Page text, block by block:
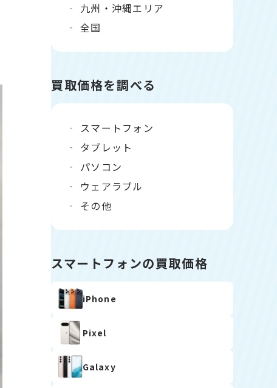
九州・沖縄エリア
全国
買取価格を調べる
スマートフォン
タブレット
パソコン
ウェアラブル
その他
スマートフォンの買取価格
iPhone
Pixel
Galaxy